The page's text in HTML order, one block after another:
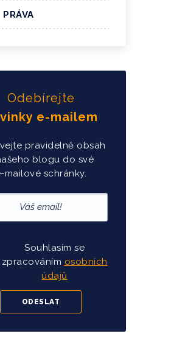
PRÁVA
Odebírejte
e-mailem
pravidelně obsah
blogu do své
mailové schránky.
Souhlasím se
zpracováním osobních
údajů